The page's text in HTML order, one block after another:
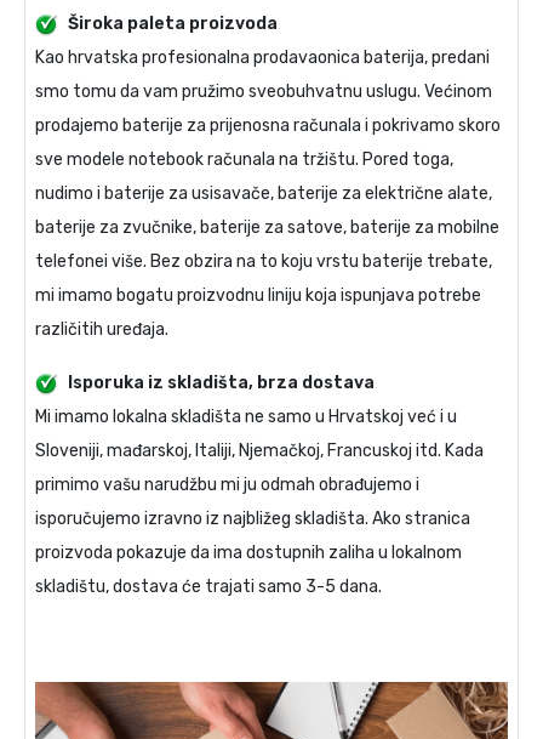
Široka paleta proizvoda
Kao hrvatska profesionalna prodavaonica baterija, predani
smo tomu da vam pružimo sveobuhvatnu uslugu. Većinom
prodajemo baterije za prijenosna računala i pokrivamo skoro
sve modele notebook računala na tržištu. Pored toga,
nudimo i baterije za usisavače, baterije za električne alate,
baterije za zvučnike, baterije za satove, baterije za mobilne
telefonei više. Bez obzira na to koju vrstu baterije trebate,
mi imamo bogatu proizvodnu liniju koja ispunjava potrebe
različitih uređaja.
Isporuka iz skladišta, brza dostava
Mi imamo lokalna skladišta ne samo u Hrvatskoj već i u
Sloveniji, mađarskoj, Italiji, Njemačkoj, Francuskoj itd. Kada
primimo vašu narudžbu mi ju odmah obrađujemo i
isporučujemo izravno iz najbližeg skladišta. Ako stranica
proizvoda pokazuje da ima dostupnih zaliha u lokalnom
skladištu, dostava će trajati samo 3-5 dana.